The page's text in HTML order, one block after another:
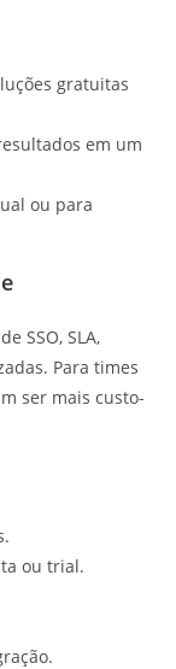
gratuitas
em um
ou para
SSO, SLA,
Para times
ser mais custo-
ou trial.